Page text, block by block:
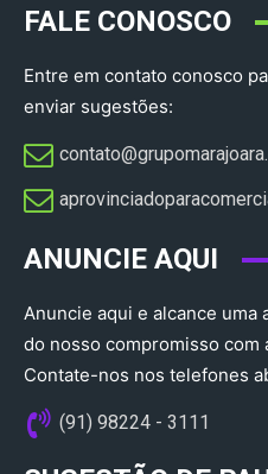
FALE CONOSCO
Entre em contato conosco
enviar sugestões:
ANUNCIE AQUI
Anuncie aqui e alcance uma
do nosso compromisso com
Contate-nos nos telefones
(91) 98224 - 3111